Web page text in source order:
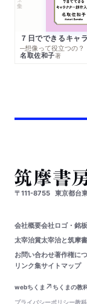
─想像って役立つの？
名取佐和子著
〒111-8755 東京都台
会社概要会社ロゴ・銘
太宰治賞太宰治と筑摩
お問い合わせ著作権に
リンク集サイトマップ
webちくま
ちくまの教
プライバシーポリシー教